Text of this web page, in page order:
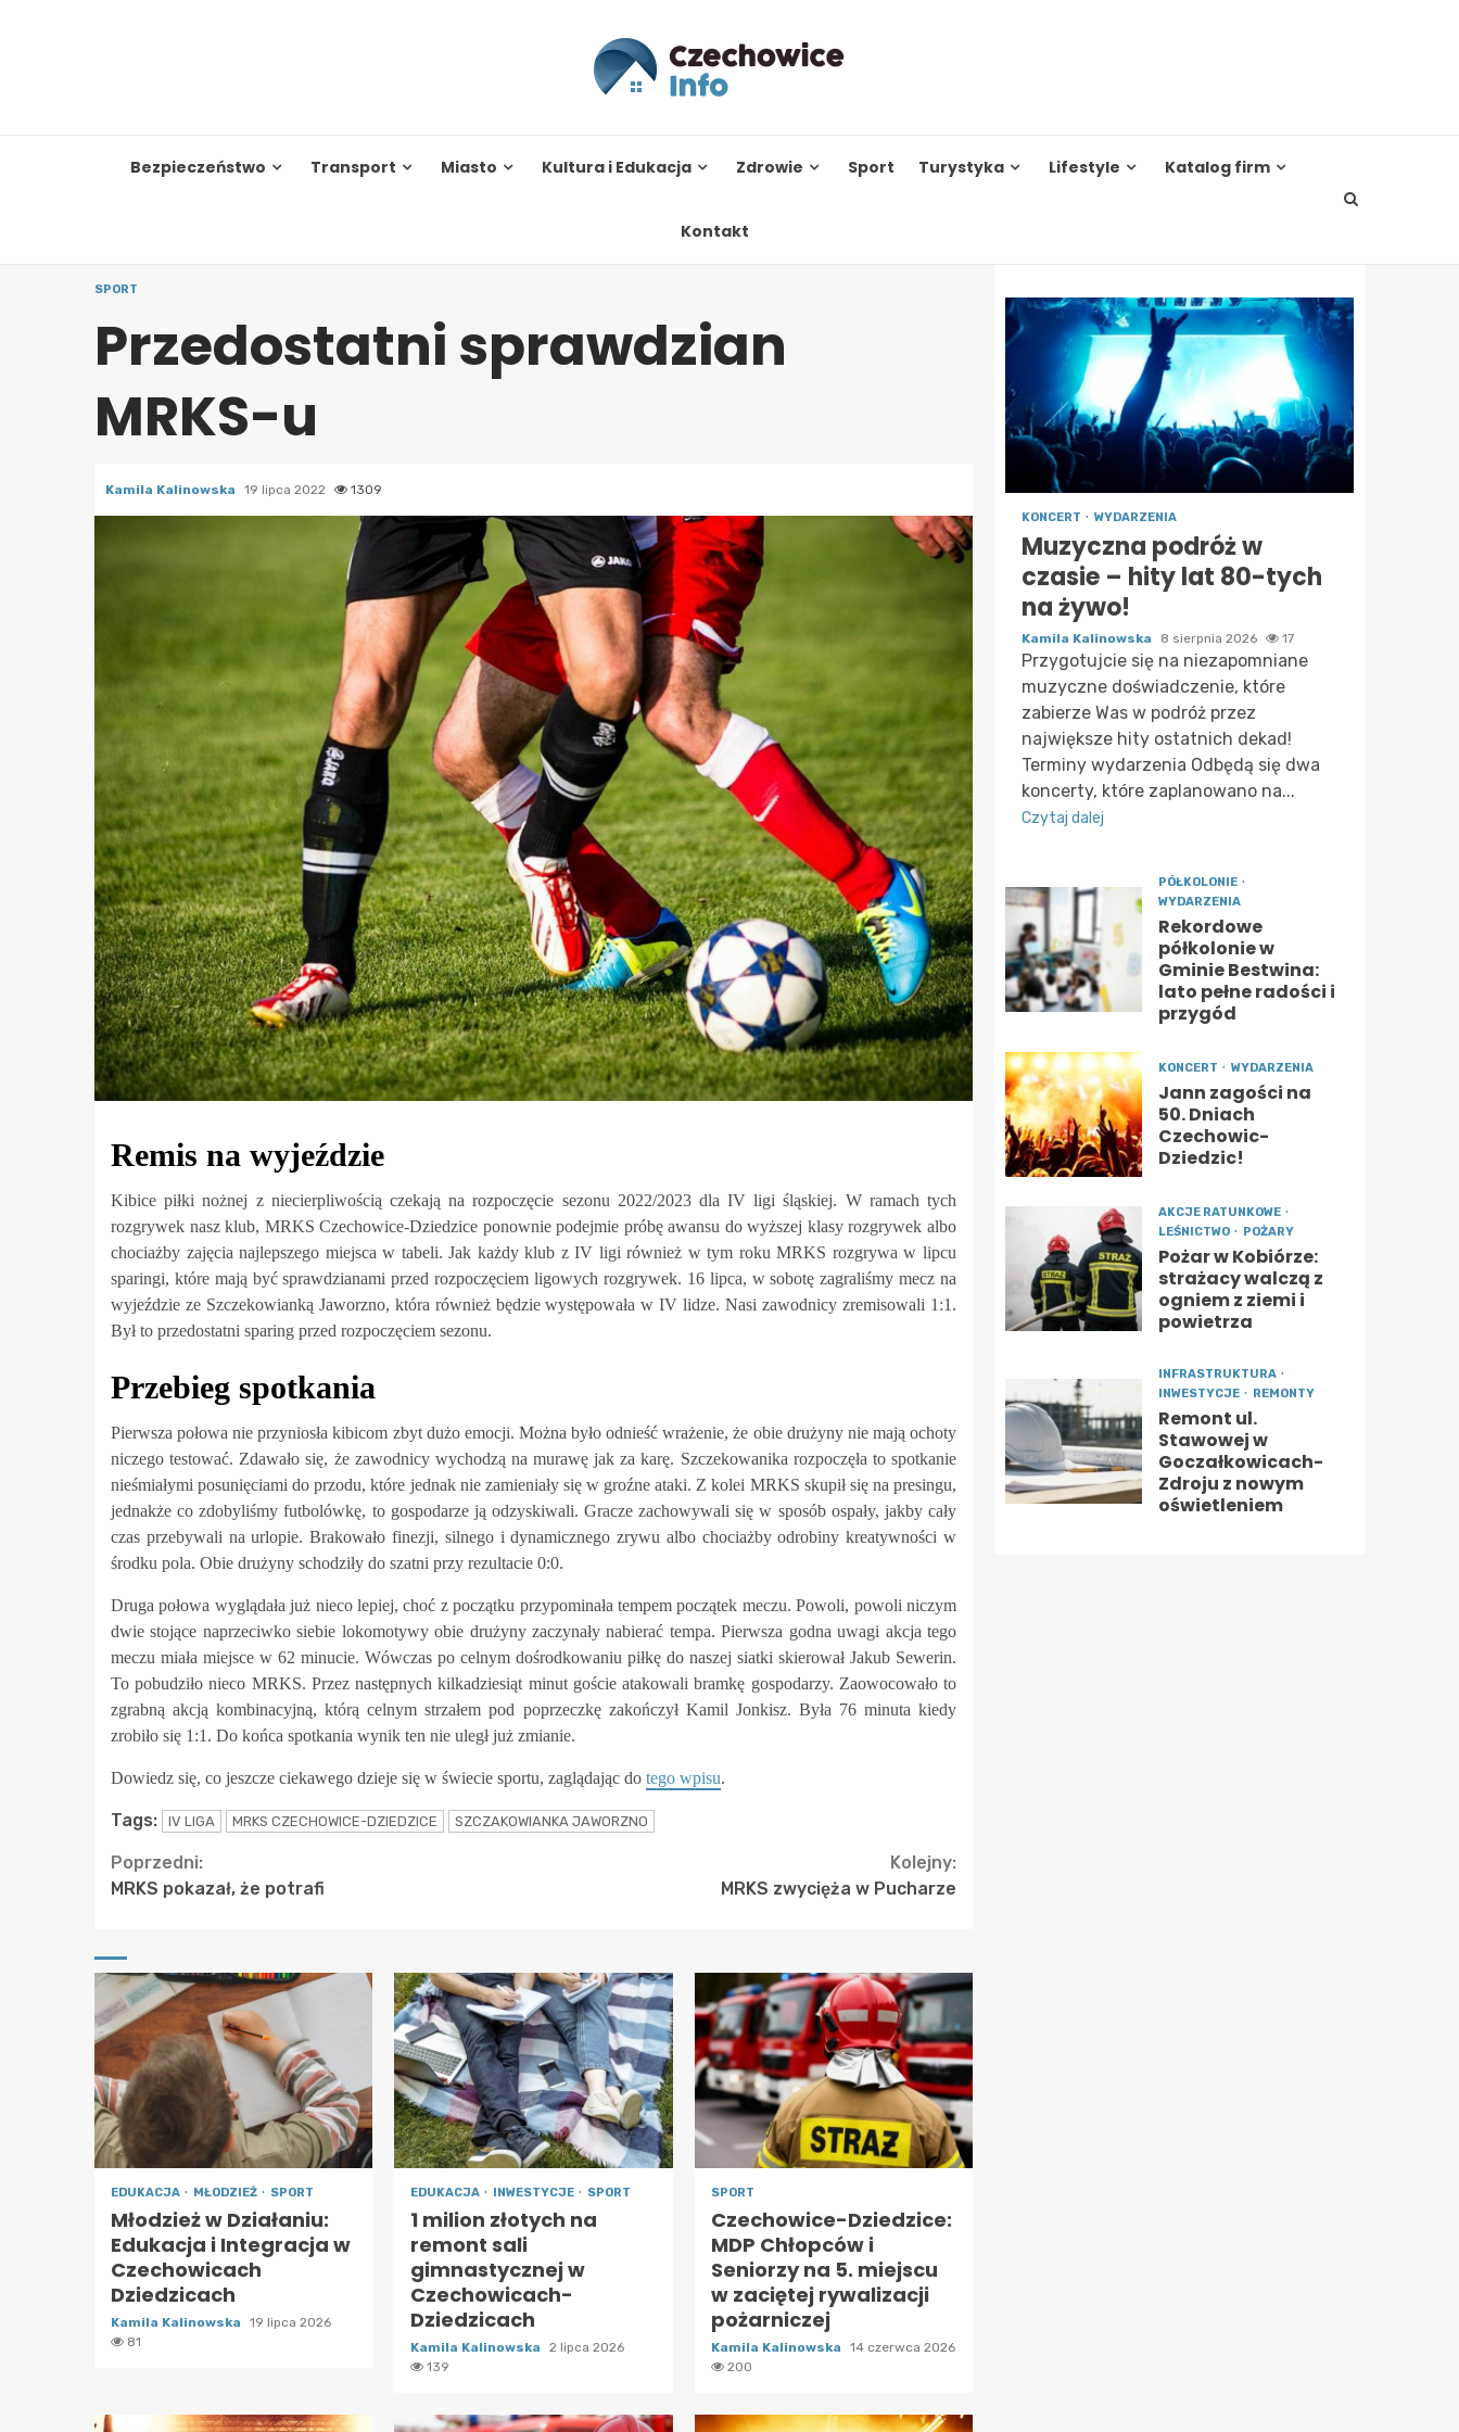
Bezpieczeństwo Transport Miasto Kultura i Edukacja Zdrowie Sport Turystyka Lifestyle Katalog firm
Kontakt
SPORT
Przedostatni sprawdzian
MRKS-u
Kamila Kalinowska 19 lipca 2022 1309
Remis na wyjeździe
Kibice piłki nożnej z niecierpliwością czekają na rozpoczęcie sezonu 2022/2023 dla IV ligi śląskiej. W ramach tych
rozgrywek nasz klub, MRKS Czechowice-Dziedzice ponownie podejmie próbę awansu do wyższej klasy rozgrywek albo
chociażby zajęcia najlepszego miejsca w tabeli. Jak każdy klub z IV ligi również w tym roku MRKS rozgrywa w lipcu
sparingi, które mają być sprawdzianami przed rozpoczęciem ligowych rozgrywek. 16 lipca, w sobotę zagraliśmy mecz na
wyjeździe ze Szczekowianką Jaworzno, która również będzie występowała w IV lidze. Nasi zawodnicy zremisowali 1:1.
Był to przedostatni sparing przed rozpoczęciem sezonu.
Przebieg spotkania
Pierwsza połowa nie przyniosła kibicom zbyt dużo emocji. Można było odnieść wrażenie, że obie drużyny nie mają ochoty
niczego testować. Zdawało się, że zawodnicy wychodzą na murawę jak za karę. Szczekowanika rozpoczęła to spotkanie
nieśmiałymi posunięciami do przodu, które jednak nie zamieniały się w groźne ataki. Z kolei MRKS skupił się na presingu,
jednakże co zdobyliśmy futbolówkę, to gospodarze ją odzyskiwali. Gracze zachowywali się w sposób ospały, jakby cały
czas przebywali na urlopie. Brakowało finezji, silnego i dynamicznego zrywu albo chociażby odrobiny kreatywności w
środku pola. Obie drużyny schodziły do szatni przy rezultacie 0:0.
Druga połowa wyglądała już nieco lepiej, choć z początku przypominała tempem początek meczu. Powoli, powoli niczym
dwie stojące naprzeciwko siebie lokomotywy obie drużyny zaczynały nabierać tempa. Pierwsza godna uwagi akcja tego
meczu miała miejsce w 62 minucie. Wówczas po celnym dośrodkowaniu piłkę do naszej siatki skierował Jakub Sewerin.
To pobudziło nieco MRKS. Przez następnych kilkadziesiąt minut goście atakowali bramkę gospodarzy. Zaowocowało to
zgrabną akcją kombinacyjną, którą celnym strzałem pod poprzeczkę zakończył Kamil Jonkisz. Była 76 minuta kiedy
zrobiło się 1:1. Do końca spotkania wynik ten nie uległ już zmianie.
Dowiedz się, co jeszcze ciekawego dzieje się w świecie sportu, zaglądając do tego wpisu.
Tags: IV LIGA MRKS CZECHOWICE-DZIEDZICE SZCZAKOWIANKA JAWORZNO
Continue
Reading
Poprzedni:
MRKS pokazał, że potrafi
Kolejny:
MRKS zwycięża w Pucharze
EDUKACJA MŁODZIEŻ SPORT
Młodzież w Działaniu:
Edukacja i Integracja w
Czechowicach
Dziedzicach
Kamila Kalinowska
19 lipca 2026
81
EDUKACJA INWESTYCJE SPORT
1 milion złotych na
remont sali
gimnastycznej w
Czechowicach-
Dziedzicach
Kamila Kalinowska
2 lipca 2026
139
SPORT
Czechowice-Dziedzice:
MDP Chłopców i
Seniorzy na 5. miejscu
w zaciętej rywalizacji
pożarniczej
Kamila Kalinowska
14 czerwca 2026
200
KONCERT WYDARZENIA
Muzyczna podróż w
czasie – hity lat 80-tych
na żywo!
Kamila Kalinowska 8 sierpnia 2026 17
Przygotujcie się na niezapomniane
muzyczne doświadczenie, które
zabierze Was w podróż przez
największe hity ostatnich dekad!
Terminy wydarzenia Odbędą się dwa
koncerty, które zaplanowano na...
Czytaj dalej
PÓŁKOLONIE
WYDARZENIA
Rekordowe
półkolonie w
Gminie Bestwina:
lato pełne radości i
przygód
KONCERT WYDARZENIA
Jann zagości na
50. Dniach
Czechowic-
Dziedzic!
AKCJE RATUNKOWE
LEŚNICTWO
POŻARY
Pożar w Kobiórze:
strażacy walczą z
ogniem z ziemi i
powietrza
INFRASTRUKTURA
INWESTYCJE
REMONTY
Remont ul.
Stawowej w
Goczałkowicach-
Zdroju z nowym
oświetleniem